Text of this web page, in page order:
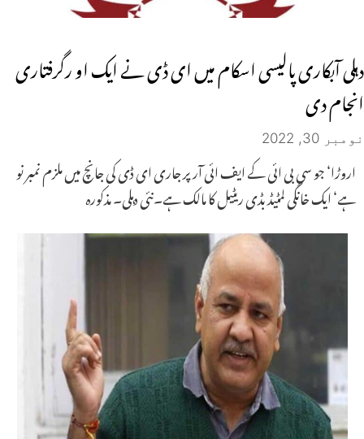
دہلی آبکاری پالیسی اسکام میں ای ڈی نے ایک او رگرفتاری
انجام دی
نومبر 30, 2022
اروڑا‘ جو سی بی ائی کے ایف ائی آر پر جاری ای ڈی کی جانچ میں ملزم نمبر نو
ہے‘ ایک خانگی لمٹیڈ بڈی ریٹیل کا مالک ہے۔نئی دہلی۔ مذکورہ